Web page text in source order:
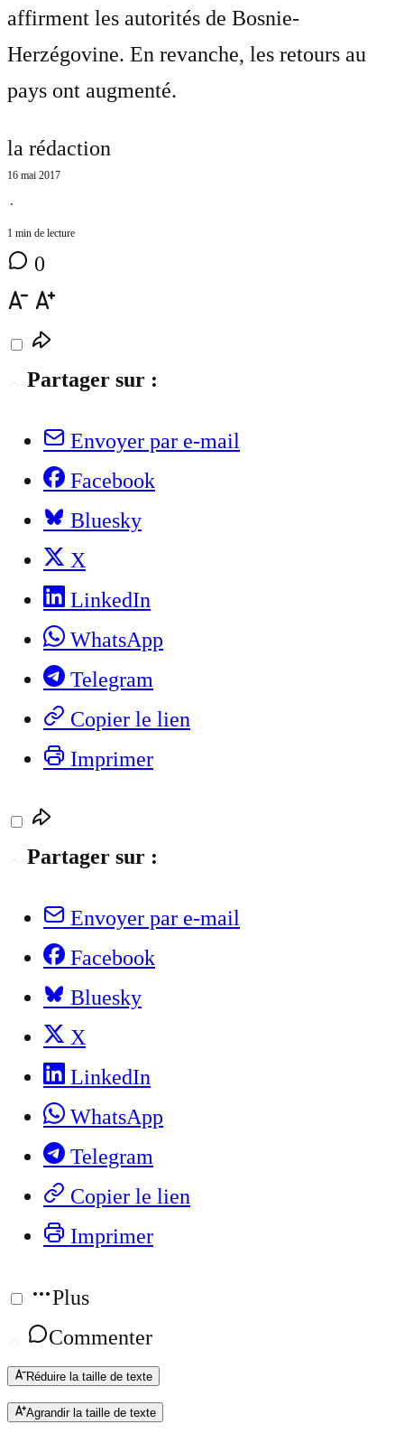
affirment les autorités de Bosnie-
Herzégovine. En revanche, les retours au
pays ont augmenté.
la rédaction
16 mai 2017
⋅
1 min de lecture
0
Partager sur :
Envoyer par e-mail
Facebook
Bluesky
X
LinkedIn
WhatsApp
Telegram
Copier le lien
Imprimer
Partager sur :
Envoyer par e-mail
Facebook
Bluesky
X
LinkedIn
WhatsApp
Telegram
Copier le lien
Imprimer
Plus
Commenter
Réduire la taille de texte
Agrandir la taille de texte